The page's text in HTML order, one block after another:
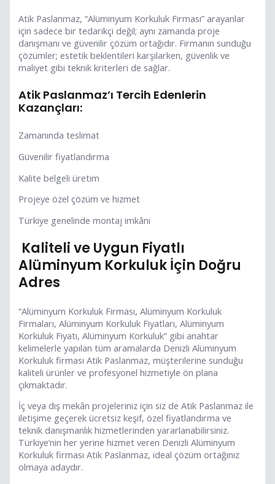
Atik Paslanmaz, “Alüminyum Korkuluk Firması” arayanlar
için sadece bir tedarikçi değil; aynı zamanda proje
danışmanı ve güvenilir çözüm ortağıdır. Firmanın sunduğu
çözümler; estetik beklentileri karşılarken, güvenlik ve
maliyet gibi teknik kriterleri de sağlar.
Atik Paslanmaz’ı Tercih Edenlerin
Kazançları:
Zamanında teslimat
Güvenilir fiyatlandırma
Kalite belgeli üretim
Projeye özel çözüm ve hizmet
Türkiye genelinde montaj imkânı
Kaliteli ve Uygun Fiyatlı
Alüminyum Korkuluk İçin Doğru
Adres
“Alüminyum Korkuluk Firması, Alüminyum Korkuluk
Firmaları, Alüminyum Korkuluk Fiyatları, Alüminyum
Korkuluk Fiyatı, Alüminyum Korkuluk” gibi anahtar
kelimelerle yapılan tüm aramalarda Denizli Alüminyum
Korkuluk firması Atik Paslanmaz, müşterilerine sunduğu
kaliteli ürünler ve profesyonel hizmetiyle ön plana
çıkmaktadır.
İç veya dış mekân projeleriniz için siz de Atik Paslanmaz ile
iletişime geçerek ücretsiz keşif, özel fiyatlandırma ve
teknik danışmanlık hizmetlerinden yararlanabilirsiniz.
Türkiye’nin her yerine hizmet veren Denizli Alüminyum
Korkuluk firması Atik Paslanmaz, ideal çözüm ortağınız
olmaya adaydır.